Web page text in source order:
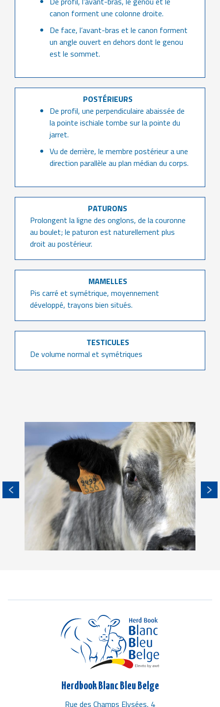
canon forment une colonne droite.
De face, l’avant-bras et le canon forment
un angle ouvert en dehors dont le genou
est le sommet.
POSTÉRIEURS
De profil, une perpendiculaire abaissée de
la pointe ischiale tombe sur la pointe du
jarret.
Vu de derrière, le membre postérieur a une
direction parallèle au plan médian du corps.
PATURONS
Prolongent la ligne des onglons, de la couronne
au boulet; le paturon est naturellement plus
droit au postérieur.
MAMELLES
Pis carré et symétrique, moyennement
développé, trayons bien situés.
TESTICULES
De volume normal et symétriques
Herdbook Blanc Bleu Belge
Rue des Champs Elysées, 4